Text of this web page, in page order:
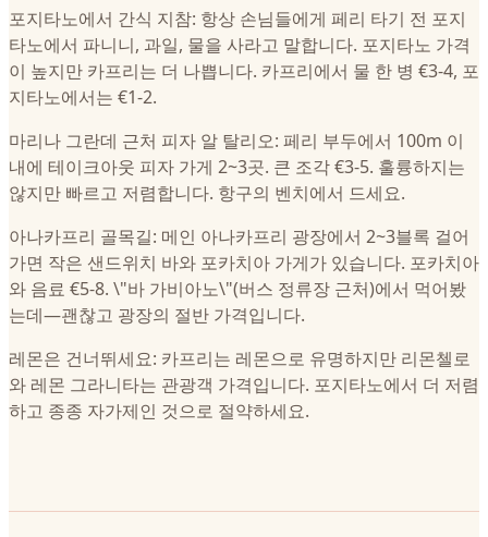
포지타노에서 간식 지참: 항상 손님들에게 페리 타기 전 포지
타노에서 파니니, 과일, 물을 사라고 말합니다. 포지타노 가격
이 높지만 카프리는 더 나쁩니다. 카프리에서 물 한 병 €3-4, 포
지타노에서는 €1-2.
마리나 그란데 근처 피자 알 탈리오: 페리 부두에서 100m 이
내에 테이크아웃 피자 가게 2~3곳. 큰 조각 €3-5. 훌륭하지는
않지만 빠르고 저렴합니다. 항구의 벤치에서 드세요.
아나카프리 골목길: 메인 아나카프리 광장에서 2~3블록 걸어
가면 작은 샌드위치 바와 포카치아 가게가 있습니다. 포카치아
와 음료 €5-8. \"바 가비아노\"(버스 정류장 근처)에서 먹어봤
는데—괜찮고 광장의 절반 가격입니다.
레몬은 건너뛰세요: 카프리는 레몬으로 유명하지만 리몬첼로
와 레몬 그라니타는 관광객 가격입니다. 포지타노에서 더 저렴
하고 종종 자가제인 것으로 절약하세요.